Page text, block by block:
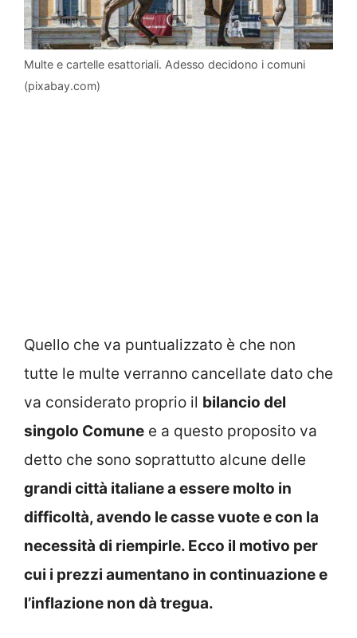
Multe e cartelle esattoriali. Adesso decidono i comuni
(pixabay.com)
Quello che va puntualizzato è che non
tutte le multe verranno cancellate dato che
va considerato proprio il bilancio del
singolo Comune e a questo proposito va
detto che sono soprattutto alcune delle
grandi città italiane a essere molto in
difficoltà, avendo le casse vuote e con la
necessità di riempirle. Ecco il motivo per
cui i prezzi aumentano in continuazione e
l’inflazione non dà tregua.